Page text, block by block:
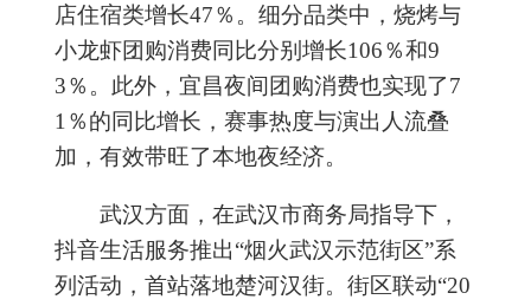
店住宿类增长47％。细分品类中，烧烤与
小龙虾团购消费同比分别增长106％和9
3％。此外，宜昌夜间团购消费也实现了7
1％的同比增长，赛事热度与演出人流叠
加，有效带旺了本地夜经济。
武汉方面，在武汉市商务局指导下，
抖音生活服务推出“烟火武汉示范街区”系
列活动，首站落地楚河汉街。街区联动“20